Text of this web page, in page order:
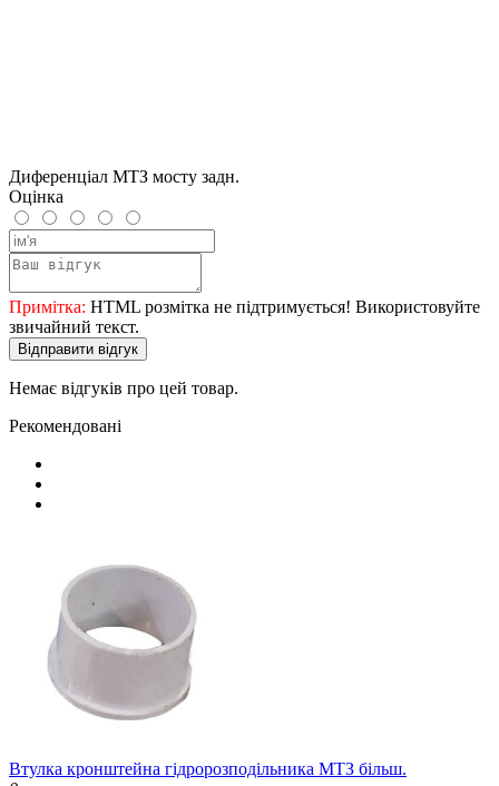
Диференціал МТЗ мосту задн.
Оцінка
Примітка: HTML розмітка не підтримується! Використовуйте
звичайний текст.
Відправити відгук
Немає відгуків про цей товар.
Рекомендовані
Втулка кронштейна гідророзподільника МТЗ більш.